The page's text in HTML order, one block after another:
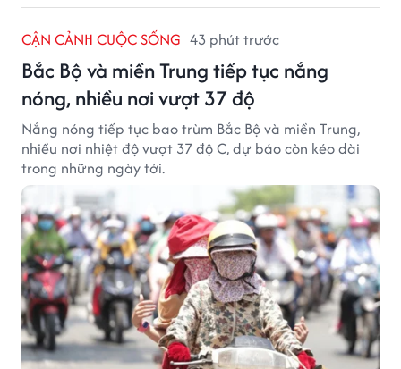
CẬN CẢNH CUỘC SỐNG 43 phút trước
Bắc Bộ và miền Trung tiếp tục nắng
nóng, nhiều nơi vượt 37 độ
Nắng nóng tiếp tục bao trùm Bắc Bộ và miền Trung,
nhiều nơi nhiệt độ vượt 37 độ C, dự báo còn kéo dài
trong những ngày tới.